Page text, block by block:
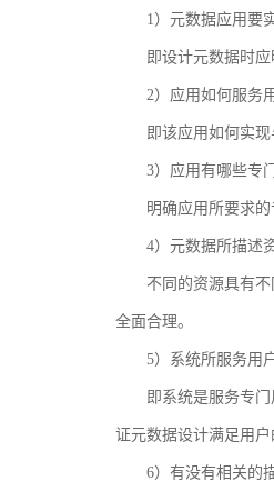
1）元数据应用要
即设计元数据时
2）应用如何服务
即该应用如何实
3）应用有哪些专
明确应用所要求
4）元数据所描述
不同的资源具有
全面合理。
5）系统所服务用
即系统是服务专
证元数据设计满足用
6）有没有相关的